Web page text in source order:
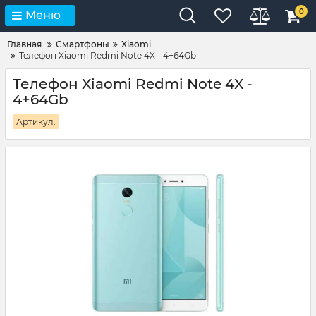
Меню 0
Главная Смартфоны
Xiaomi
Телефон Xiaomi Redmi Note 4X - 4+64Gb
Телефон Xiaomi Redmi Note 4X -
4+64Gb
Артикул: